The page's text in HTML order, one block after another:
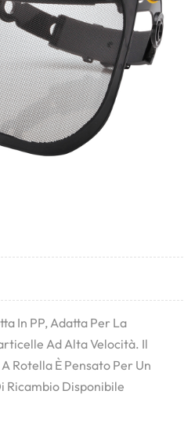
In PP, Adatta Per La
Ad Alta Velocità. Il
Rotella È Pensato Per Un
Ricambio Disponibile